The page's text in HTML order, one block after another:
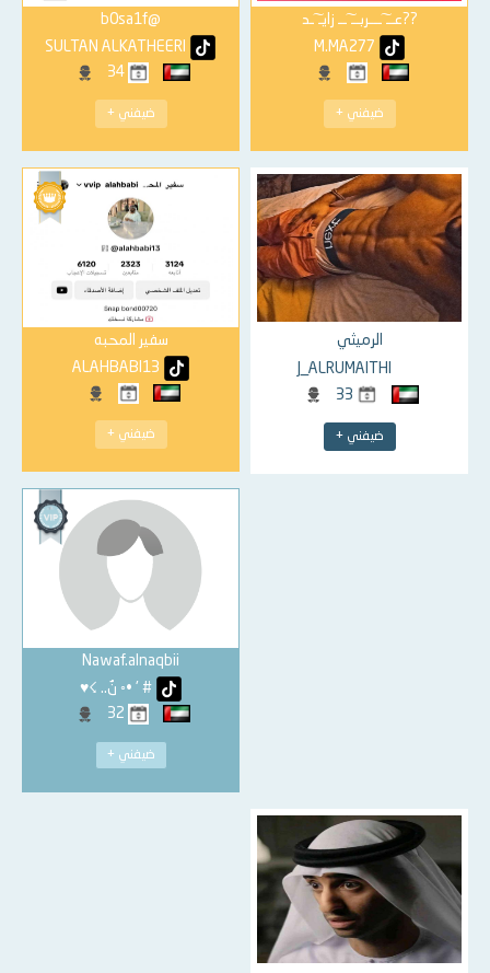
‏??عــ ͠ـــربــ ͠ــ زايـ ͠ـد
ضيفني +
@b0sa1f
ضيفني +
الرميثي
ضيفني +
سفير المحبه
ضيفني +
Nawaf.alnaqbii
# ' •◦ نٌ.. ☇♥
ضيفني +